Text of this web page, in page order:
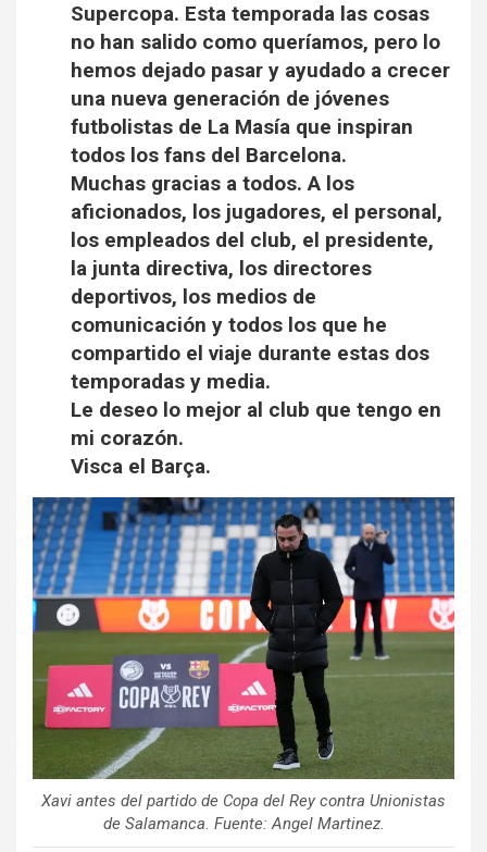
Supercopa. Esta temporada las cosas
no han salido como queríamos, pero lo
hemos dejado pasar y ayudado a crecer
una nueva generación de jóvenes
futbolistas de La Masía que inspiran
todos los fans del Barcelona.
Muchas gracias a todos. A los
aficionados, los jugadores, el personal,
los empleados del club, el presidente,
la junta directiva, los directores
deportivos, los medios de
comunicación y todos los que he
compartido el viaje durante estas dos
temporadas y media.
Le deseo lo mejor al club que tengo en
mi corazón.
Visca el Barça.
Xavi antes del partido de Copa del Rey contra Unionistas
de Salamanca. Fuente: Angel Martinez.